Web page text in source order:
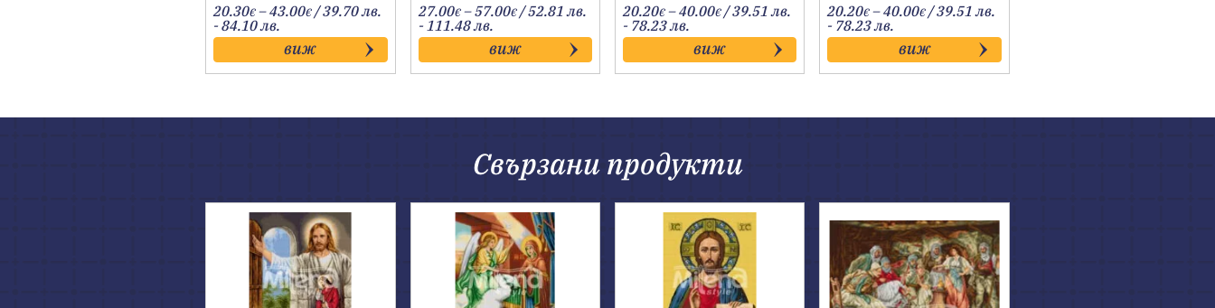
20.30€ –43.00€Price
range:
20.30€
through
43.00€
/ 39.70 лв.
- 84.10 лв.
виж
27.00€ –57.00€Price
range:
27.00€
through
57.00€
/ 52.81 лв.
- 111.48 лв.
виж
20.20€ –40.00€Price
range:
20.20€
through
40.00€
/ 39.51 лв.
- 78.23 лв.
виж
20.20€ –40.00€Price
range:
20.20€
through
40.00€
/ 39.51 лв.
- 78.23 лв.
виж
Свързани продукти